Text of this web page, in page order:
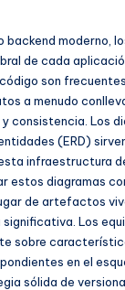
backend moderno,
de cada
son
a menudo
consistencia. Los
(ERD)
infraestructura
estos diagramas
de artefactos
Los
sobre
en el
sólida de